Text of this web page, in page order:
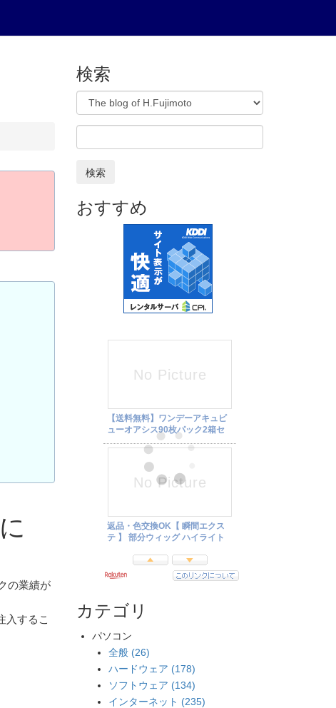
の業績が
入するこ
検索
検索
おすすめ
カテゴリ
パソコン
全般 (26)
ハードウェア (178)
ソフトウェア (134)
インターネット (235)